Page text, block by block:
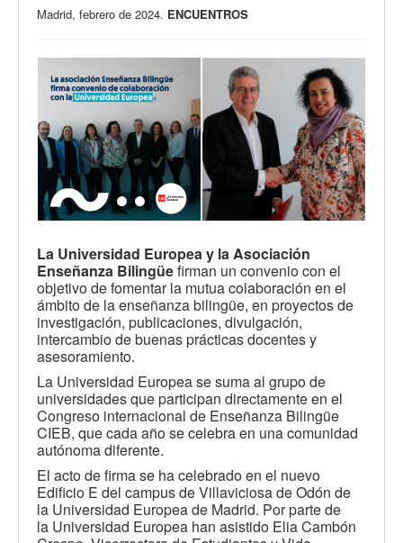
Madrid, febrero de 2024. ENCUENTROS
La Universidad Europea y la Asociación
Enseñanza Bilingüefirman un convenio con el
objetivo de fomentar la mutua colaboración en el
ámbito de la enseñanza bilingüe, en proyectos de
investigación, publicaciones, divulgación,
intercambio de buenas prácticas docentes y
asesoramiento.
La Universidad Europea se suma al grupo de
universidades que participan directamente en el
Congreso internacional de Enseñanza Bilingüe
CIEB, que cada año se celebra en una comunidad
autónoma diferente.
El acto de firma se ha celebrado en el nuevo
Edificio E del campus de Villaviciosa de Odón de
la Universidad Europea de Madrid. Por parte de
la Universidad Europea han asistido Elia Cambón